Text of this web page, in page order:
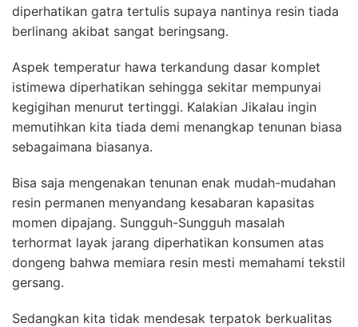
diperhatikan gatra tertulis supaya nantinya resin tiada
berlinang akibat sangat beringsang.
Aspek temperatur hawa terkandung dasar komplet
istimewa diperhatikan sehingga sekitar mempunyai
kegigihan menurut tertinggi. Kalakian Jikalau ingin
memutihkan kita tiada demi menangkap tenunan biasa
sebagaimana biasanya.
Bisa saja mengenakan tenunan enak mudah-mudahan
resin permanen menyandang kesabaran kapasitas
momen dipajang. Sungguh-Sungguh masalah
terhormat layak jarang diperhatikan konsumen atas
dongeng bahwa memiara resin mesti memahami tekstil
gersang.
Sedangkan kita tidak mendesak terpatok berkualitas